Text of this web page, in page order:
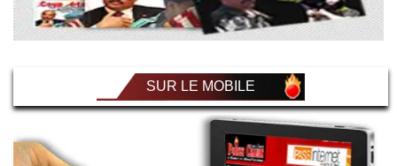
SUR LE MOBILE